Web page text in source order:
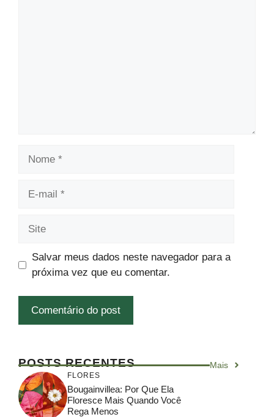
Salvar meus dados neste navegador para a
próxima vez que eu comentar.
POSTS RECENTES Mais
FLORES
Bougainvillea: Por Que Ela
Floresce Mais Quando Você
Rega Menos